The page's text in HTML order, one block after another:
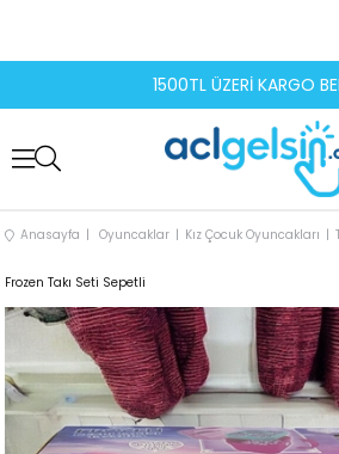
1500TL ÜZERİ KARGO
Anasayfa Oyuncaklar Kız Çocuk Oyuncakları
Frozen Takı Seti Sepetli